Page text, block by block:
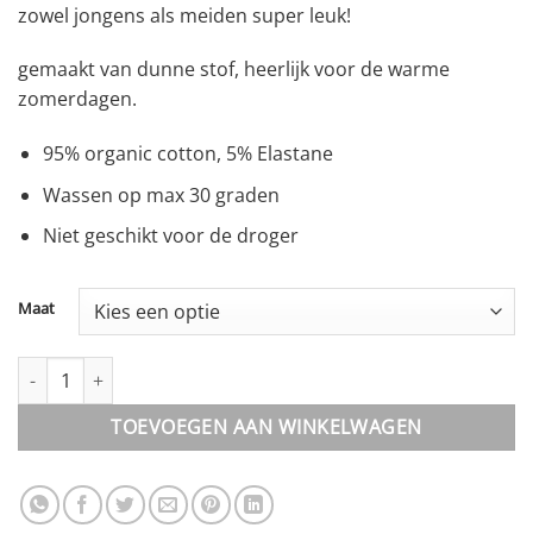
zowel jongens als meiden super leuk!
gemaakt van dunne stof, heerlijk voor de warme
zomerdagen.
95% organic cotton, 5% Elastane
Wassen op max 30 graden
Niet geschikt voor de droger
Maat
Boxpakje || Riffle feather aantal
TOEVOEGEN AAN WINKELWAGEN